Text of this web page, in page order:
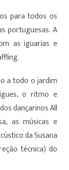
para todos os
portuguesas. A
as iguarias e
a todo o jardim
o ritmo e
dançarinos All
as músicas e
da Susana
técnica) do